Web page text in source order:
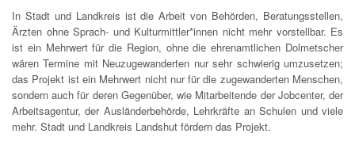
In Stadt und Landkreis ist die Arbeit von Behörden, Beratungsstellen,
Ärzten ohne Sprach- und Kulturmittler*innen nicht mehr vorstellbar. Es
ist ein Mehrwert für die Region, ohne die ehrenamtlichen Dolmetscher
wären Termine mit Neuzugewanderten nur sehr schwierig umzusetzen;
das Projekt ist ein Mehrwert nicht nur für die zugewanderten Menschen,
sondern auch für deren Gegenüber, wie Mitarbeitende der Jobcenter, der
Arbeitsagentur, der Ausländerbehörde, Lehrkräfte an Schulen und viele
mehr. Stadt und Landkreis Landshut fördern das Projekt.